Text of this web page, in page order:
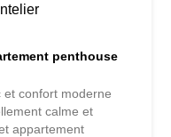
penthouse
confort moderne
calme et
appartement